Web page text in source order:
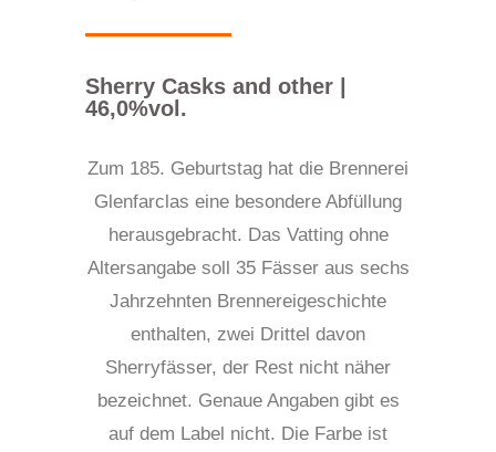
Sherry Casks and other |
46,0%vol.
Zum 185. Geburtstag hat die Brennerei
Glenfarclas eine besondere Abfüllung
herausgebracht. Das Vatting ohne
Altersangabe soll 35 Fässer aus sechs
Jahrzehnten Brennereigeschichte
enthalten, zwei Drittel davon
Sherryfässer, der Rest nicht näher
bezeichnet. Genaue Angaben gibt es
auf dem Label nicht. Die Farbe ist